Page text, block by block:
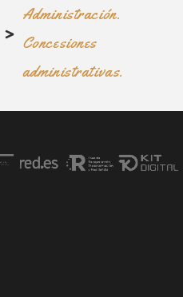
Administración.
Concesiones
administrativas.